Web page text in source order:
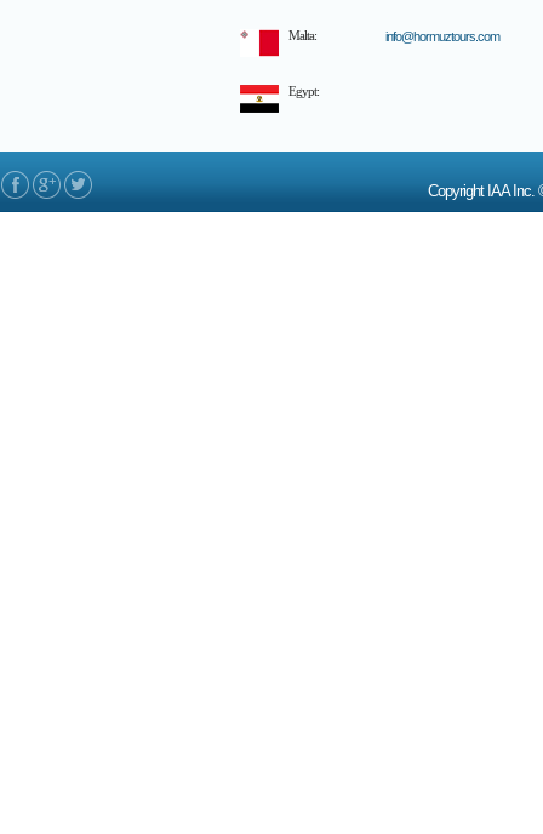
Malta: info@hormuztours.com
Egypt:
Copyright IAA